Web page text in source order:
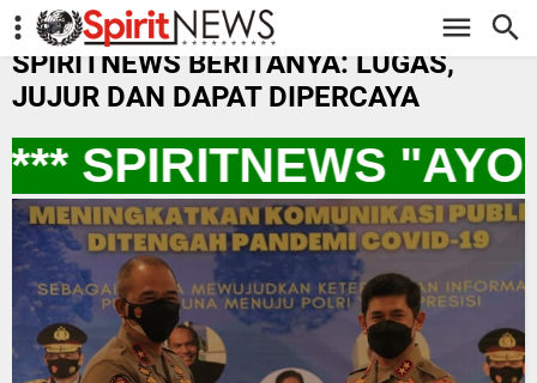
-->
SPIRITNEWS BERITANYA: LUGAS,
JUJUR DAN DAPAT DIPERCAYA
SPIRITNEWS "AYO